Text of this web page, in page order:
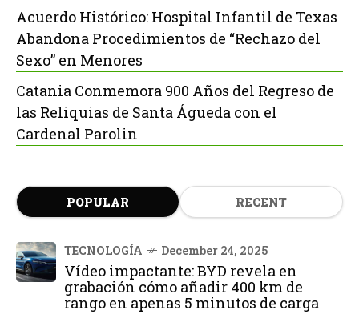
Acuerdo Histórico: Hospital Infantil de Texas
Abandona Procedimientos de “Rechazo del
Sexo” en Menores
Catania Conmemora 900 Años del Regreso de
las Reliquias de Santa Águeda con el
Cardenal Parolin
POPULAR RECENT
TECNOLOGÍA December 24, 2025
Vídeo impactante: BYD revela en
grabación cómo añadir 400 km de
rango en apenas 5 minutos de carga